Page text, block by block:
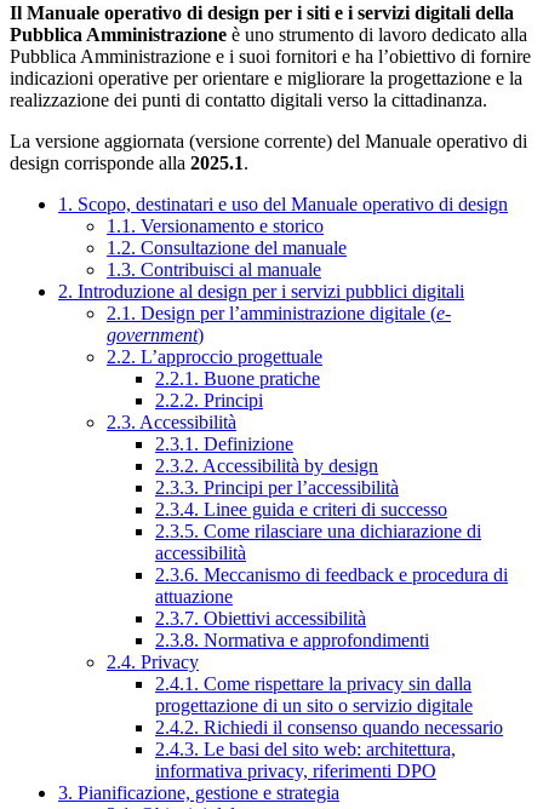
Il Manuale operativo di design per i siti e i servizi digitali della
Pubblica Amministrazione è uno strumento di lavoro dedicato alla
Pubblica Amministrazione e i suoi fornitori e ha l’obiettivo di fornire
indicazioni operative per orientare e migliorare la progettazione e la
realizzazione dei punti di contatto digitali verso la cittadinanza.
La versione aggiornata (versione corrente) del Manuale operativo di
design corrisponde alla 2025.1.
1. Scopo, destinatari e uso del Manuale operativo di design
1.1. Versionamento e storico
1.2. Consultazione del manuale
1.3. Contribuisci al manuale
2. Introduzione al design per i servizi pubblici digitali
2.1. Design per l’amministrazione digitale (e-
government)
2.2. L’approccio progettuale
2.2.1. Buone pratiche
2.2.2. Principi
2.3. Accessibilità
2.3.1. Definizione
2.3.2. Accessibilità by design
2.3.3. Principi per l’accessibilità
2.3.4. Linee guida e criteri di successo
2.3.5. Come rilasciare una dichiarazione di
accessibilità
2.3.6. Meccanismo di feedback e procedura di
attuazione
2.3.7. Obiettivi accessibilità
2.3.8. Normativa e approfondimenti
2.4. Privacy
2.4.1. Come rispettare la privacy sin dalla
progettazione di un sito o servizio digitale
2.4.2. Richiedi il consenso quando necessario
2.4.3. Le basi del sito web: architettura,
informativa privacy, riferimenti DPO
3. Pianificazione, gestione e strategia